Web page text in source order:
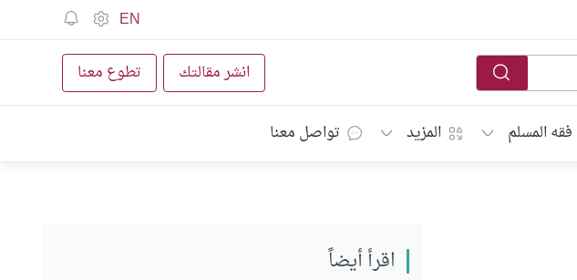
EN
انشر مقالتك تطوع معنا
فقه المسلم المزيد تواصل معنا
اقرأ أيضاً